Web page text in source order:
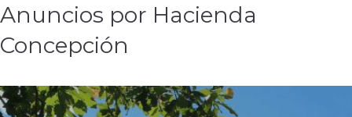
Anuncios por Hacienda
Concepción